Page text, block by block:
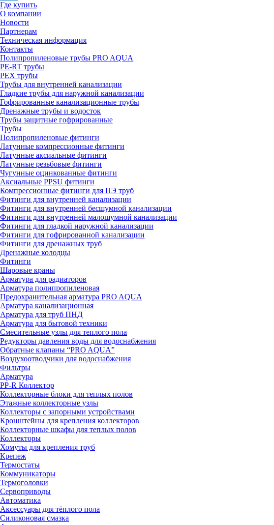
Где купить
О компании
Новости
Партнерам
Техническая информация
Контакты
Полипропиленовые трубы PRO AQUA
PE-RT трубы
PEX трубы
Трубы для внутренней канализации
Гладкие трубы для наружной канализации
Гофрированные канализационные трубы
Дренажные трубы и водосток
Трубы защитные гофрированные
Трубы
Полипропиленовые фитинги
Латунные компрессионные фитинги
Латунные аксиальные фитинги
Латунные резьбовые фитинги
Чугунные оцинкованные фитинги
Аксиальные PPSU фитинги
Компрессионные фитинги для ПЭ труб
Фитинги для внутренней канализации
Фитинги для внутренней бесшумной канализации
Фитинги для внутренней малошумной канализации
Фитинги для гладкой наружной канализации
Фитинги для гофрированной канализации
Фитинги для дренажных труб
Дренажные колодцы
Фитинги
Шаровые краны
Арматура для радиаторов
Арматура полипропиленовая
Предохранительная арматура PRO AQUA
Арматура канализационная
Арматура для труб ПНД
Арматура для бытовой техники
Смесительные узлы для теплого пола
Редукторы давления воды для водоснабжения
Обратные клапаны “PRO AQUA”
Воздухоотводчики для водоснабжения
Фильтры
Арматура
PP-R Коллектор
Коллекторные блоки для теплых полов
Этажные коллекторные узлы
Коллекторы с запорными устройствами
Кронштейны для крепления коллекторов
Коллекторные шкафы для теплых полов
Коллекторы
Хомуты для крепления труб
Крепеж
Термостаты
Коммуникаторы
Термоголовки
Сервоприводы
Автоматика
Аксессуары для тёплого пола
Силиконовая смазка